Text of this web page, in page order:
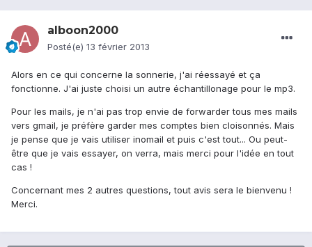
alboon2000
Posté(e) 13 février 2013
Alors en ce qui concerne la sonnerie, j'ai réessayé et ça
fonctionne. J'ai juste choisi un autre échantillonage pour le mp3.
Pour les mails, je n'ai pas trop envie de forwarder tous mes mails
vers gmail, je préfère garder mes comptes bien cloisonnés. Mais
je pense que je vais utiliser inomail et puis c'est tout... Ou peut-
être que je vais essayer, on verra, mais merci pour l'idée en tout
cas !
Concernant mes 2 autres questions, tout avis sera le bienvenu !
Merci.